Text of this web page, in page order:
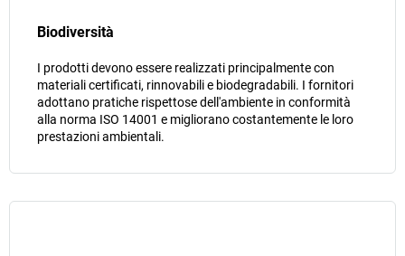
Biodiversità
I prodotti devono essere realizzati principalmente con
materiali certificati, rinnovabili e biodegradabili. I fornitori
adottano pratiche rispettose dell'ambiente in conformità
alla norma ISO 14001 e migliorano costantemente le loro
prestazioni ambientali.